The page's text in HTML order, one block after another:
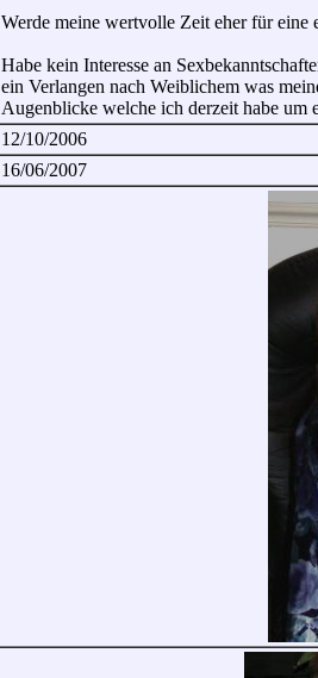
Werde meine wertvolle Zeit eher für eine
Habe kein Interesse an
ein Verlangen nach Weiblichem was
Augenblicke welche ich derzeit habe um
12/10/2006
16/06/2007